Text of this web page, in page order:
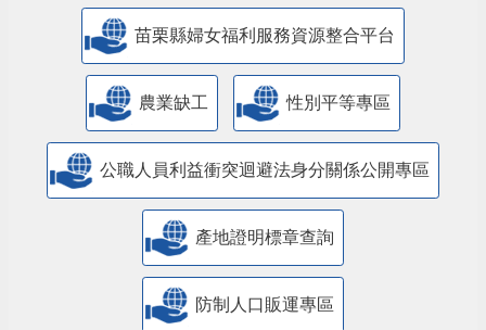
苗栗縣婦女福利服務資源整合平台
農業缺工 性別平等專區
公職人員利益衝突迴避法身分關係公開專區
產地證明標章查詢
防制人口販運專區